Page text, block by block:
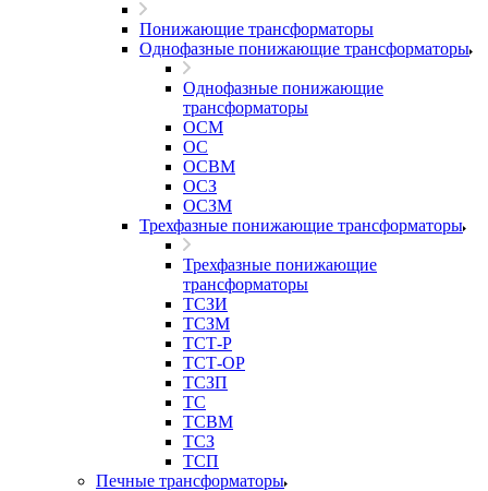
Понижающие трансформаторы
Однофазные понижающие трансформаторы
Однофазные понижающие
трансформаторы
ОСМ
ОС
ОСВМ
ОСЗ
ОСЗМ
Трехфазные понижающие трансформаторы
Трехфазные понижающие
трансформаторы
ТСЗИ
ТСЗМ
ТСТ-Р
ТСТ-ОР
ТСЗП
ТС
ТСВМ
ТСЗ
ТСП
Печные трансформаторы